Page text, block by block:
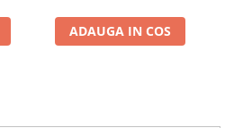
ADAUGA IN COS